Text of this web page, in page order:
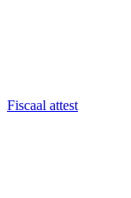
Fiscaal attest